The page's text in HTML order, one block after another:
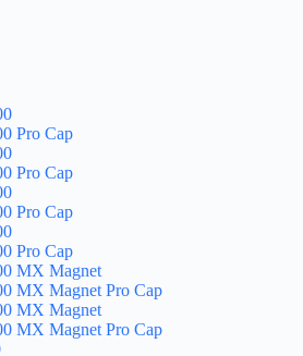
Pro Cap
Pro Cap
Pro Cap
Pro Cap
MX Magnet
MX Magnet Pro Cap
MX Magnet
MX Magnet Pro Cap